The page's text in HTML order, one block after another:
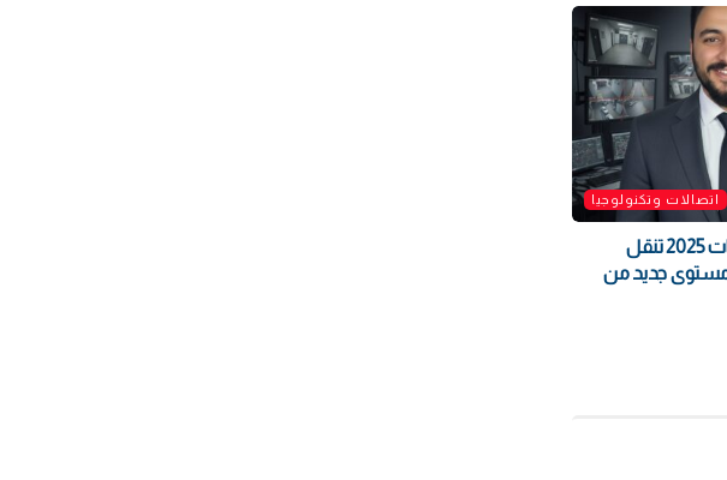
اتصالات وتكنولوجيا
محمد رضا النجار: تقنيات 2025 تنقل
مستوى جديد من